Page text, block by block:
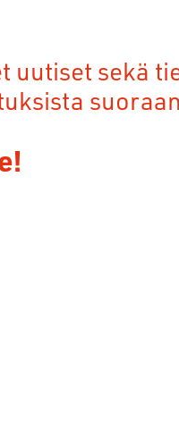
uutiset sekä